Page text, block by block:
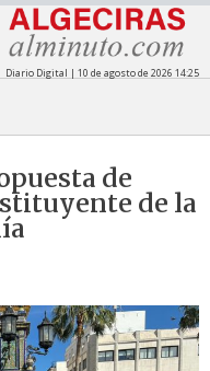
Diario Digital | 10 de agosto de 2026 14:25
de
de la